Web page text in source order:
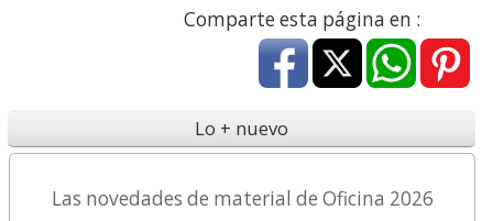
Comparte esta página en :
Lo + nuevo
Las novedades de material de Oficina 2026